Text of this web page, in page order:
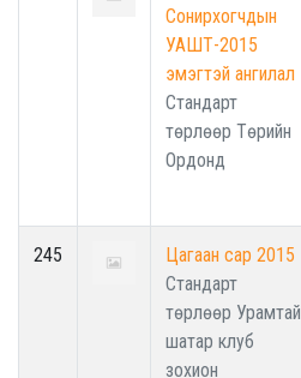
Сонирхогчдын
УАШТ-2015
эмэгтэй ангилал
Стандарт
төрлөөр Төрийн
Ордонд
245
Цагаан сар 2015
Стандарт
төрлөөр Урамтай
шатар клуб
зохион